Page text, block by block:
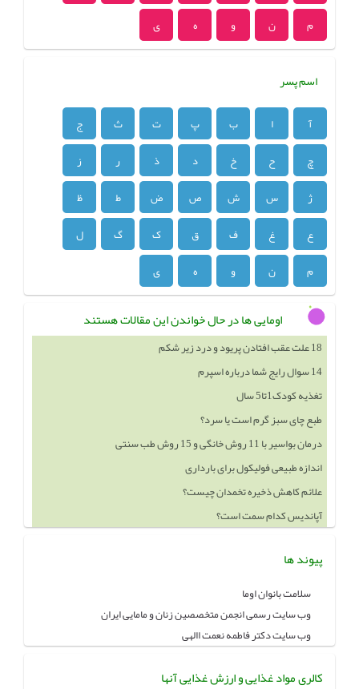
م
ن و ه ی
اسم پسر
آ ا ب پ ت ث
ج
چ
ح خ د ذ ر
ز
ژ
س ش ص ض ط
ظ
ع
غ ف ق ک گ
ل
م
ن و ه ی
اومایی ها در حال خواندن این مقالات هستند
18 علت عقب افتادن پریود و درد زیر شکم
14 سوال رایج شما درباره اسپرم
تغذیه کودک1تا5 سال
طبع چای سبز گرم است یا سرد؟
درمان بواسیر با 11 روش خانگی و 15 روش طب سنتی
اندازه طبیعی فولیکول برای بارداری
علائم کاهش ذخیره تخمدان چیست؟
آپاندیس کدام سمت است؟
پیوند ها
سلامت بانوان اوما
وب سایت رسمی انجمن متخصصین زنان و مامایی ایران
وب سایت دکتر فاطمه نعمت االهی
کالری مواد غذایی و ارزش غذایی آنها